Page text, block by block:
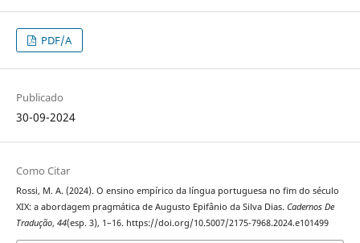
PDF/A
Publicado
30-09-2024
Como Citar
Rossi, M. A. (2024). O ensino empírico da língua portuguesa no fim do século
XIX: a abordagem pragmática de Augusto Epifânio da Silva Dias. Cadernos De
Tradução, 44(esp. 3), 1–16. https://doi.org/10.5007/2175-7968.2024.e101499